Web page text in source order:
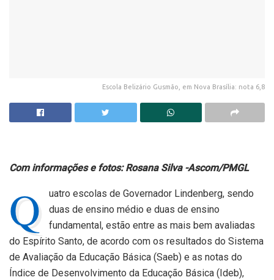
Escola Belizário Gusmão, em Nova Brasília: nota 6,8
Com informações e fotos: Rosana Silva -Ascom/PMGL
Q
uatro escolas de Governador Lindenberg, sendo
duas de ensino médio e duas de ensino
fundamental, estão entre as mais bem avaliadas
do Espírito Santo, de acordo com os resultados do Sistema
de Avaliação da Educação Básica (Saeb) e as notas do
Índice de Desenvolvimento da Educação Básica (Ideb),